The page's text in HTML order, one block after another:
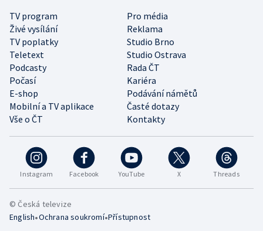
Instagram Facebook YouTube X Threads
TV program
Pro média
Živé vysílání
Reklama
TV poplatky
Studio Brno
Teletext
Studio Ostrava
Podcasty
Rada ČT
Počasí
Kariéra
E-shop
Podávání námětů
Mobilní a TV aplikace
Časté dotazy
Vše o ČT
Kontakty
© Česká televize
English•Ochrana soukromí•Přístupnost